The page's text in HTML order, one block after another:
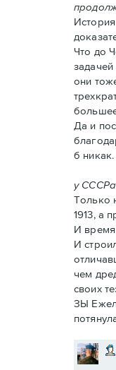
Что до
они
Да и
б никак.
у
Только
1913, а
И время
И
чем
своих
ЗЫ